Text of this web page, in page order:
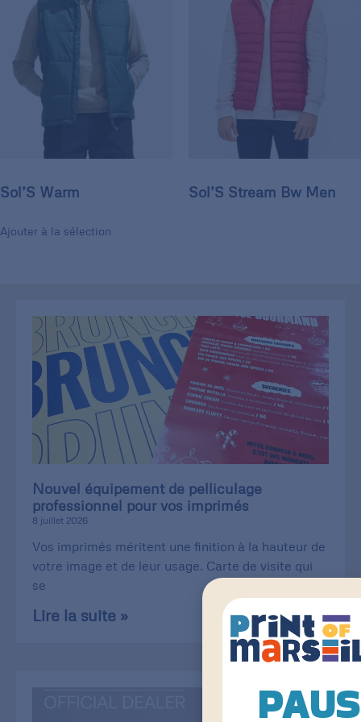
Sol’S Warm
Ajouter à la sélection
Sol’S Stream Bw Men
Nouvel équipement de pelliculage
professionnel pour vos imprimés
8 juillet 2026
Vos imprimés méritent une finition à la hauteur de
votre image et de leur usage. Carte de visite qui
se
Lire la suite »